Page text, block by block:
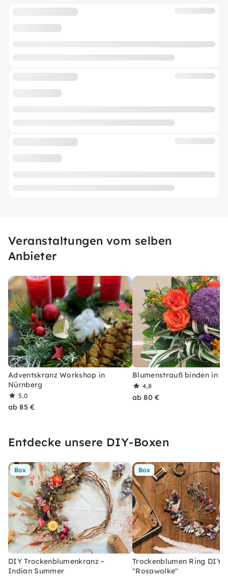
Veranstaltungen vom selben
Anbieter
Adventskranz Workshop in
Nürnberg
5,0
ab 85 €
Blumenstrauß binden in
4,8
ab 80 €
Entdecke unsere DIY-Boxen
Box
DIY Trockenblumenkranz –
Indian Summer
Box
Trockenblumen Ring DIY-
"Rosawolke"